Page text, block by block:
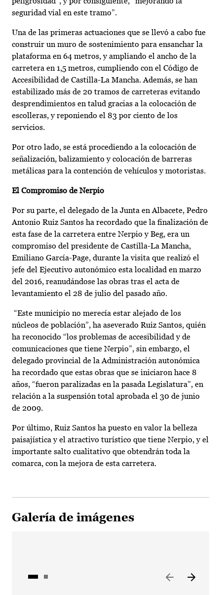
seguridad vial en este tramo”.
Una de las primeras actuaciones que se llevó a cabo fue
construir un muro de sostenimiento para ensanchar la
plataforma en 64 metros, y ampliando el ancho de la
carretera en 1,5 metros, cumpliendo con el Código de
Accesibilidad de Castilla-La Mancha. Además, se han
estabilizado más de 20 tramos de carreteras evitando
desprendimientos en talud gracias a la colocación de
escolleras, y reponiendo el 83 por ciento de los
servicios.
Por otro lado, se está procediendo a la colocación de
señalización, balizamiento y colocación de barreras
metálicas para la contención de vehículos y motoristas.
El Compromiso de Nerpio
Por su parte, el delegado de la Junta en Albacete, Pedro
Antonio Ruiz Santos ha recordado que la finalización de
esta fase de la carretera entre Nerpio y Beg, era un
compromiso del presidente de Castilla-La Mancha,
Emiliano García-Page, durante la visita que realizó el
jefe del Ejecutivo autonómico esta localidad en marzo
del 2016, reanudándose las obras tras el acta de
levantamiento el 28 de julio del pasado año.
“Este municipio no merecía estar alejado de los
núcleos de población”, ha aseverado Ruiz Santos, quién
ha reconocido “los problemas de accesibilidad y de
comunicaciones que tiene Nerpio”, sin embargo, el
delegado provincial de la Administración autonómica
ha recordado que estas obras que se iniciaron hace 8
años, “fueron paralizadas en la pasada Legislatura”, en
relación a la suspensión total aprobada el 30 de junio
de 2009.
Por último, Ruiz Santos ha puesto en valor la belleza
paisajística y el atractivo turístico que tiene Nerpio, y el
importante salto cualitativo que obtendrán toda la
comarca, con la mejora de esta carretera.
Galería de imágenes